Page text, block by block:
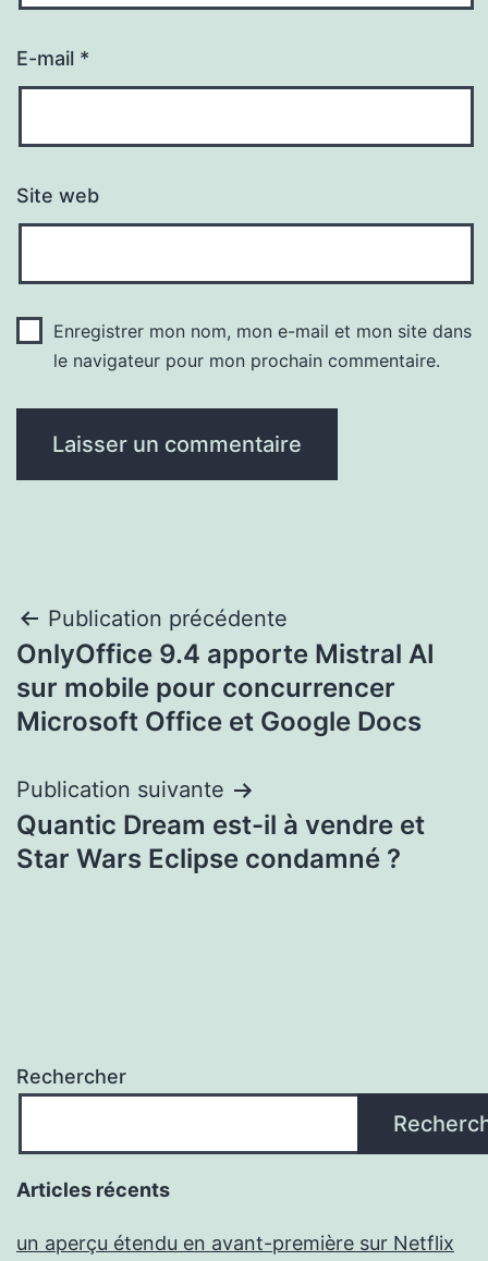
E-mail *
Site web
Enregistrer mon nom, mon e-mail et mon site dans
le navigateur pour mon prochain commentaire.
Navigation
de
l’article
Publication précédente
OnlyOffice 9.4 apporte Mistral AI
sur mobile pour concurrencer
Microsoft Office et Google Docs
Publication suivante
Quantic Dream est-il à vendre et
Star Wars Eclipse condamné ?
Rechercher
Articles récents
un aperçu étendu en avant-première sur Netflix